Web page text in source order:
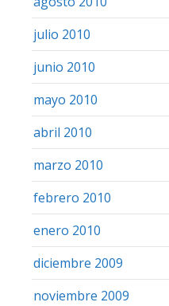
julio 2010
junio 2010
mayo 2010
abril 2010
marzo 2010
febrero 2010
enero 2010
diciembre 2009
noviembre 2009